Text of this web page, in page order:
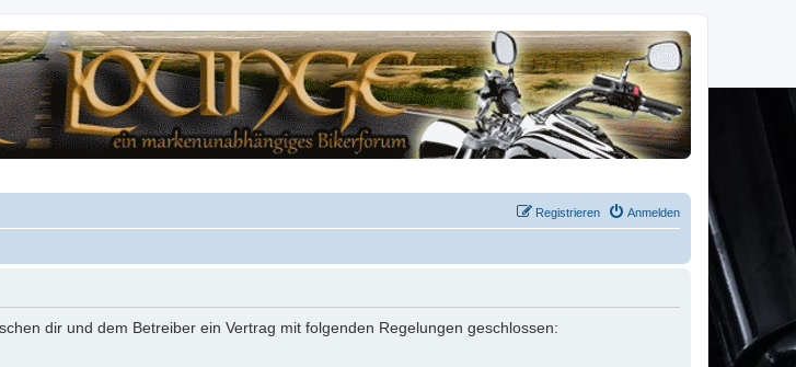
Anmelden
Registrieren
dir und dem Betreiber ein Vertrag mit folgenden Regelungen geschlossen: